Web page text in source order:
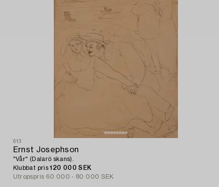
613
Ernst Josephson
"Vår" (Dalarö skans).
Klubbat pris120 000 SEK
Utropspris 60 000 - 80 000 SEK